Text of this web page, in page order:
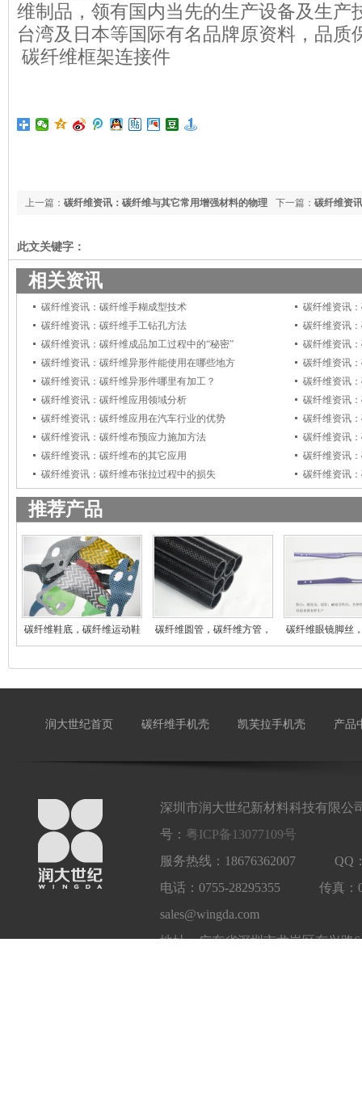
维制品，领有国内当先的生产设备及生产
台湾及日本等国际有名品牌原资料，品质
碳纤维框架连接件
下一篇： 碳纤维资
上一篇： 碳纤维资讯：碳纤维与其它常用增强材料的物理
此文关键字：
相关资讯
碳纤维资讯：碳纤维手糊成型技术
碳纤维资讯
碳纤维资讯：碳纤维手工钻孔方法
碳纤维资讯
碳纤维资讯：碳纤维成品加工过程中的“秘密”
碳纤维资讯
碳纤维资讯：碳纤维异形件能使用在哪些地方
碳纤维资讯
碳纤维资讯：碳纤维异形件哪里有加工？
碳纤维资讯
碳纤维资讯：碳纤维应用领域分析
碳纤维资讯
碳纤维资讯：碳纤维应用在汽车行业的优势
碳纤维资讯
碳纤维资讯：碳纤维布预应力施加方法
碳纤维资讯
碳纤维资讯：碳纤维布的其它应用
碳纤维资讯
碳纤维资讯：碳纤维布张拉过程中的损失
碳纤维资讯
推荐产品
碳纤维鞋底，碳纤维运动鞋
登
碳纤维圆管，碳纤维方管，
碳
碳纤维眼镜脚丝
镜
润大世纪首页 碳纤维手机壳 凯芙拉手机壳 产品
深圳市润大世纪新材料科技有限
号： 粤ICP备13077109号
服务热线：18676362007 QQ
电话：0755-28295355 传真
sales@wingda.com
地址：广东省深圳市龙岗区东兴路